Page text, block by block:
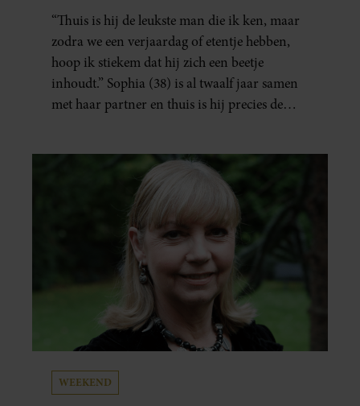
“Thuis is hij de leukste man die ik ken, maar
zodra we een verjaardag of etentje hebben,
hoop ik stiekem dat hij zich een beetje
inhoudt.” Sophia (38) is al twaalf jaar samen
met haar partner en thuis is hij precies de
vaker schaamt zodra ze samen onder de
WEEKEND